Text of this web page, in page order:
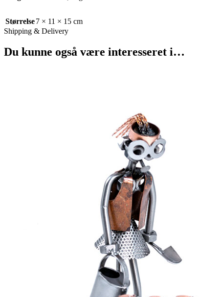
Størrelse7 × 11 × 15 cm
Shipping & Delivery
Du kunne også være interesseret i…